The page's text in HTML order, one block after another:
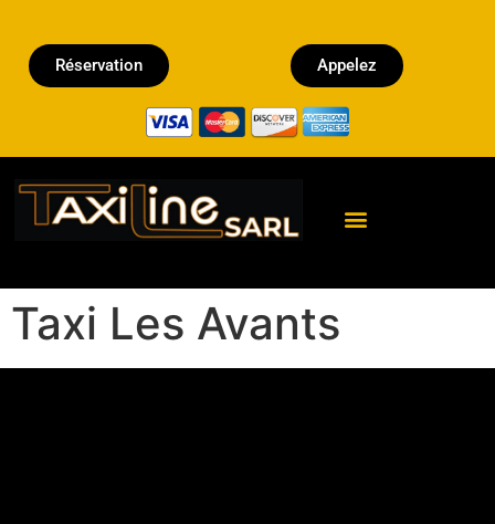
Réservation Appelez
Taxi Les Avants